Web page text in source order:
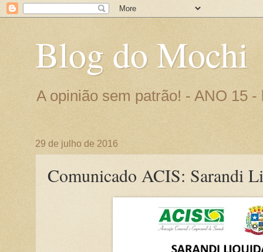
Blog do Mochi
A opinião sem patrão! - ANO 15
29 de julho de 2016
Comunicado ACIS: Sarandi